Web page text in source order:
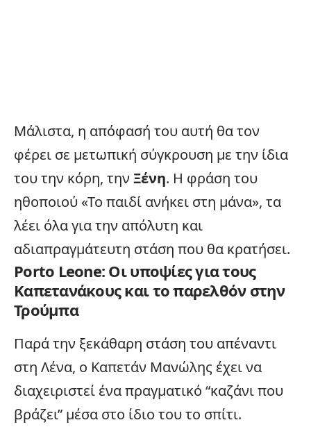
Μάλιστα, η απόφασή του αυτή θα τον
φέρει σε μετωπική σύγκρουση με την ίδια
του την κόρη, την Ξένη. Η φράση του
ηθοποιού «Το παιδί ανήκει στη μάνα», τα
λέει όλα για την απόλυτη και
αδιαπραγμάτευτη στάση που θα κρατήσει.
Porto Leone: Οι υποψίες για τους
Καπετανάκους και το παρελθόν στην
Τρούμπα
Παρά την ξεκάθαρη στάση του απέναντι
στη Λένα, ο Καπετάν Μανώλης έχει να
διαχειριστεί ένα πραγματικό “καζάνι που
βράζει” μέσα στο ίδιο του το σπίτι.